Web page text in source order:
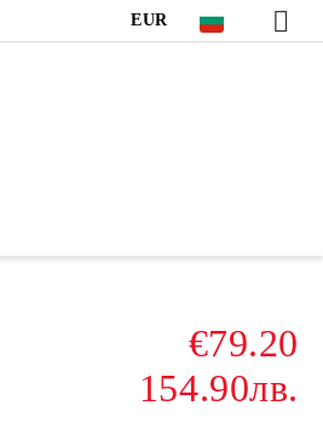
EUR
€79.20
154.90лв.